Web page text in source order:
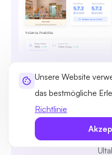
Unsere Website
das bestmögliche
Richtlinie
Vollständige
und -
Zeigen Sie
erstellen, bearbeiten
migrieren Sie mit